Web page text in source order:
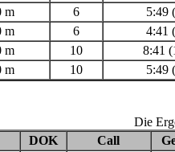
m 6
5:49
m 6
4:41
m 10
8:41
m 10 5:49
Die
DOK Call